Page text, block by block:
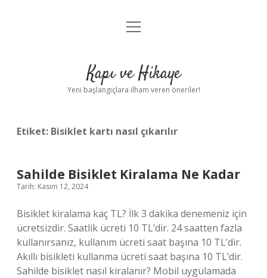
Anasayfa
Yasal Uyarı
menüyü
Kapı ve Hikaye
Yeni başlangıçlara ilham veren öneriler!
Etiket: Bisiklet kartı nasıl çıkarılır
Sahilde Bisiklet Kiralama Ne Kadar
Tarih: Kasım 12, 2024
Bisiklet kiralama kaç TL? İlk 3 dakika denemeniz için
ücretsizdir. Saatlik ücreti 10 TL’dir. 24 saatten fazla
kullanırsanız, kullanım ücreti saat başına 10 TL’dir.
Akıllı bisikleti kullanma ücreti saat başına 10 TL’dir.
Sahilde bisiklet nasıl kiralanır? Mobil uygulamada